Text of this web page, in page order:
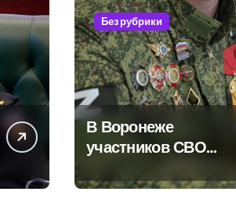
Без рубрики
В Воронеже
участников СВО
удержаться удаётся